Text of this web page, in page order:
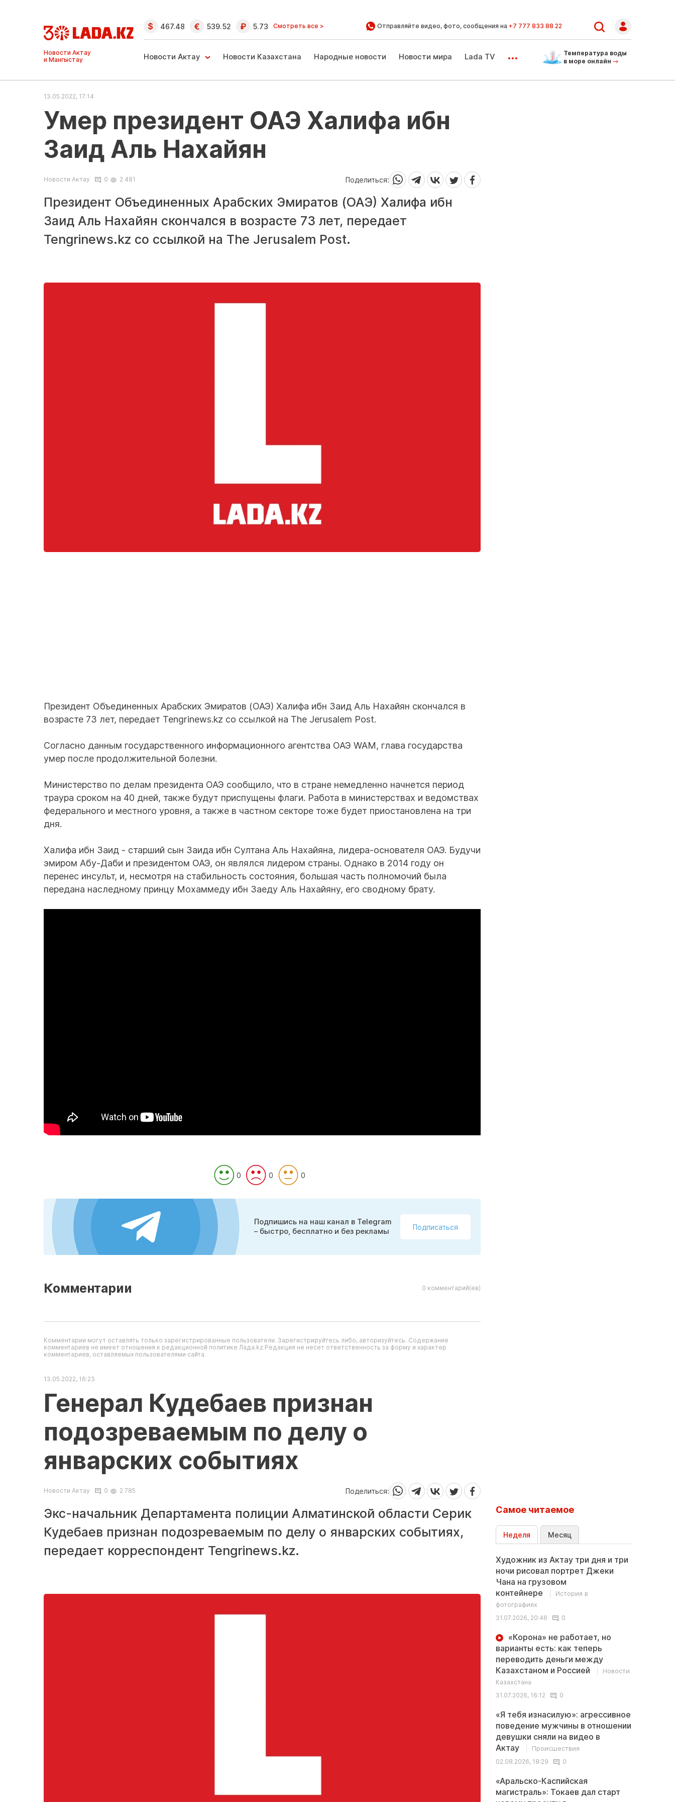
Ақтау және
Манғыстау
жаңалықтары
467.48 539.52 5.73 Смотреть все > Отправляйте видео, фото, сообщения на +7 777 833 88 22
Новости Актау Новости Казахстана Народные новости Новости мира Lada TV ...
Температура воды
в море онлайн
13.05.2022, 17:14
Умер президент ОАЭ Халифа ибн
Заид Аль Нахайян
Новости Актау 0 2 481 Поделиться:
Президент Объединенных Арабских Эмиратов (ОАЭ) Халифа ибн
Заид Аль Нахайян скончался в возрасте 73 лет, передает
Tengrinews.kz со ссылкой на The Jerusalem Post.
Президент Объединенных Арабских Эмиратов (ОАЭ) Халифа ибн Заид Аль Нахайян скончался в
возрасте 73 лет, передает Tengrinews.kz со ссылкой на The Jerusalem Post.
Согласно данным государственного информационного агентства ОАЭ WAM, глава государства
умер после продолжительной болезни.
Министерство по делам президента ОАЭ сообщило, что в стране немедленно начнется период
траура сроком на 40 дней, также будут приспущены флаги. Работа в министерствах и ведомствах
федерального и местного уровня, а также в частном секторе тоже будет приостановлена на три
дня.
Халифа ибн Заид - старший сын Заида ибн Султана Аль Нахайяна, лидера-основателя ОАЭ. Будучи
эмиром Абу-Даби и президентом ОАЭ, он являлся лидером страны. Однако в 2014 году он
перенес инсульт, и, несмотря на стабильность состояния, большая часть полномочий была
передана наследному принцу Мохаммеду ибн Заеду Аль Нахайяну, его сводному брату.
0 0 0
Подпишись на наш канал в Telegram
– быстро, бесплатно и без рекламы
Подписаться
Комментарии 0 комментарий(ев)
Комментарии могут оставлять только зарегистрированные пользователи. Зарегистрируйтесь либо, авторизуйтесь. Содержание
комментариев не имеет отношения к редакционной политике Лада.kz.Редакция не несет ответственность за форму и характер
комментариев, оставляемых пользователями сайта.
13.05.2022, 16:23
Генерал Кудебаев признан
подозреваемым по делу о
январских событиях
Новости Актау 0 2 785 Поделиться:
Экс-начальник Департамента полиции Алматинской области Серик
Кудебаев признан подозреваемым по делу о январских событиях,
передает корреспондент Tengrinews.kz.
Самое читаемое
Неделя Месяц
Художник из Актау три дня и три
ночи рисовал портрет Джеки
Чана на грузовом
контейнере
История в
фотографиях
31.07.2026, 20:46
0
«Корона» не работает, но
варианты есть: как теперь
переводить деньги между
Казахстаном и Россией
Новости
Казахстана
31.07.2026, 16:12
0
«Я тебя изнасилую»: агрессивное
поведение мужчины в отношении
девушки сняли на видео в
Актау
Происшествия
02.08.2026, 18:29
0
«Аральско-Каспийская
магистраль»: Токаев дал старт